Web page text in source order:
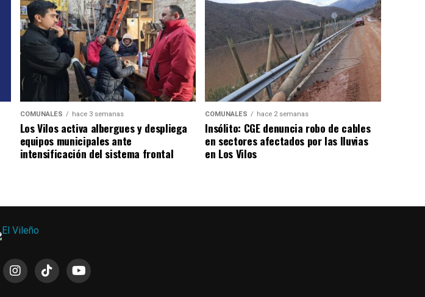
COMUNALES hace 3 semanas
Los Vilos activa albergues y despliega
equipos municipales ante
intensificación del sistema frontal
COMUNALES hace 2 semanas
Insólito: CGE denuncia robo de cables
en sectores afectados por las lluvias
en Los Vilos